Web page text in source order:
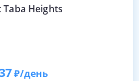
Heights
/день